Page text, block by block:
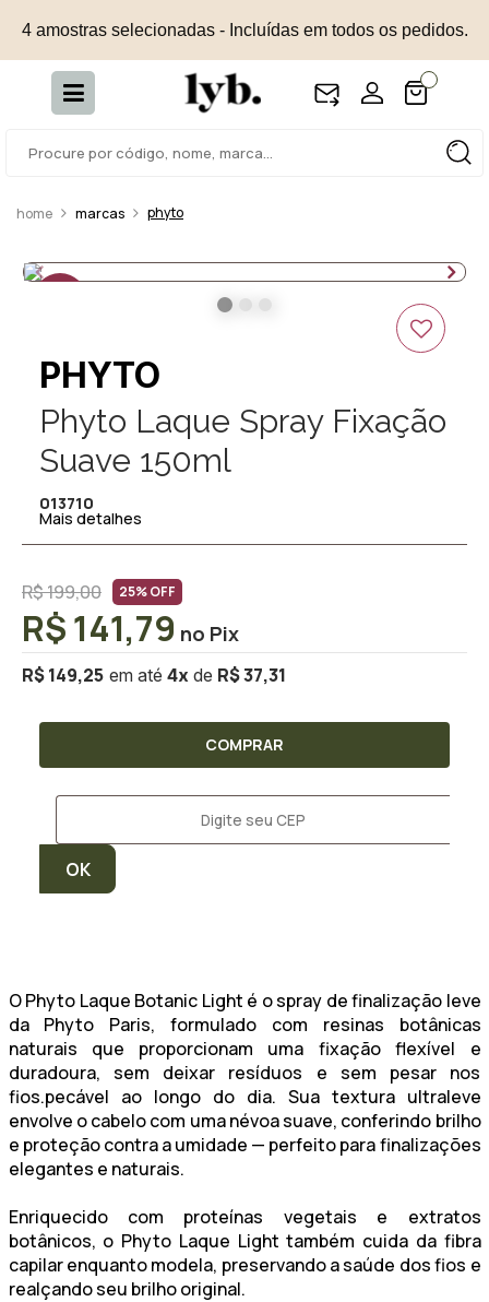
4 amostras selecionadas - Incluídas em todos os pedidos.
marcas phyto
PHYTO
Phyto Laque Spray Fixação
Suave 150ml
013710
Mais detalhes
R$ 199,00 25% OFF
R$ 149,25 4x R$ 37,31
R$ 141,79
COMPRAR
OPhyto Laque Botanic Light é o spray de finalização leve
da Phyto Paris, formulado com resinas botânicas
naturais que proporcionam uma fixação flexível e
duradoura, sem deixar resíduos e sem pesar nos
fios.pecável ao longo do dia. Sua textura ultraleve
envolve o cabelo com uma névoa suave, conferindo brilho
e proteção contra a umidade — perfeito para finalizações
elegantes e naturais.
Enriquecido com proteínas vegetais e extratos
botânicos, o Phyto Laque Light também cuida da fibra
capilar enquanto modela, preservando a saúde dos fios e
realçando seu brilho original.